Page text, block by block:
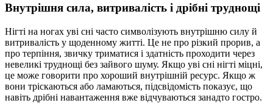
Внутрішня сила, витривалість і дрібні труднощі
Нігті на ногах уві сні часто символізують внутрішню силу й
витривалість у щоденному житті. Це не про різкий прорив, а
про терпіння, звичку триматися і здатність проходити через
невеликі труднощі без зайвого шуму. Якщо уві сні нігті міцні,
це може говорити про хороший внутрішній ресурс. Якщо ж
вони тріскаються або ламаються, підсвідомість показує, що
навіть дрібні навантаження вже відчуваються занадто гостро.